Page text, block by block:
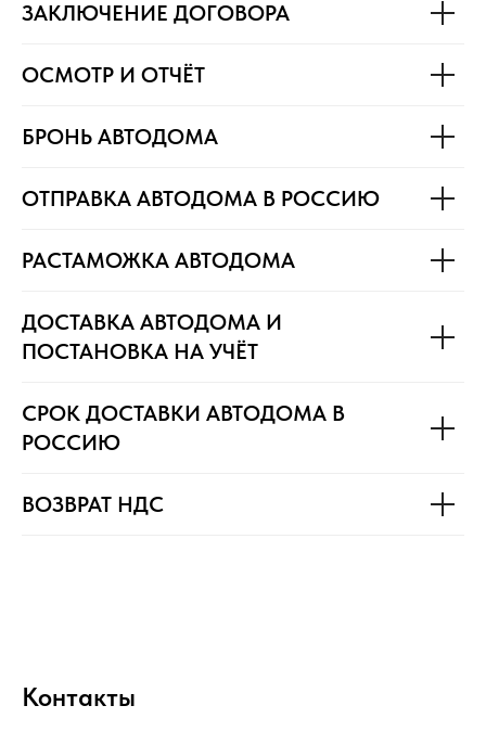
ЗАКЛЮЧЕНИЕ ДОГОВОРА
ОСМОТР И ОТЧЁТ
БРОНЬ АВТОДОМА
ОТПРАВКА АВТОДОМА В РОССИЮ
РАСТАМОЖКА АВТОДОМА
ДОСТАВКА АВТОДОМА И
ПОСТАНОВКА НА УЧЁТ
СРОК ДОСТАВКИ АВТОДОМА В
РОССИЮ
ВОЗВРАТ НДС
Контакты